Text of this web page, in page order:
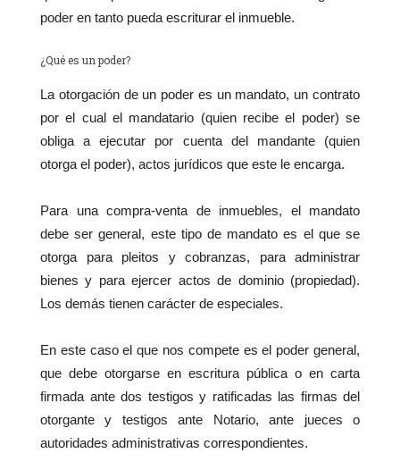
poder en tanto pueda escriturar el inmueble.
¿Qué es un poder?
La otorgación de un poder es un mandato, un contrato
por el cual el mandatario (quien recibe el poder) se
obliga a ejecutar por cuenta del mandante (quien
otorga el poder), actos jurídicos que este le encarga.
Para una compra-venta de inmuebles, el mandato
debe ser general, este tipo de mandato es el que se
otorga para pleitos y cobranzas, para administrar
bienes y para ejercer actos de dominio (propiedad).
Los demás tienen carácter de especiales.
En este caso el que nos compete es el poder general,
que debe otorgarse en escritura pública o en carta
firmada ante dos testigos y ratificadas las firmas del
otorgante y testigos ante Notario, ante jueces o
autoridades administrativas correspondientes.